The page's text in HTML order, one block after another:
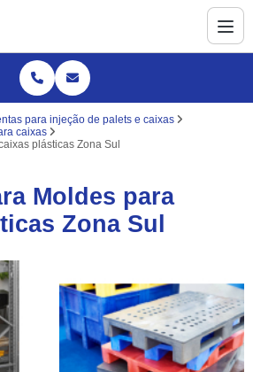
para injeção de palets e caixas
caixas
plásticas Zona Sul
Moldes para
Zona Sul